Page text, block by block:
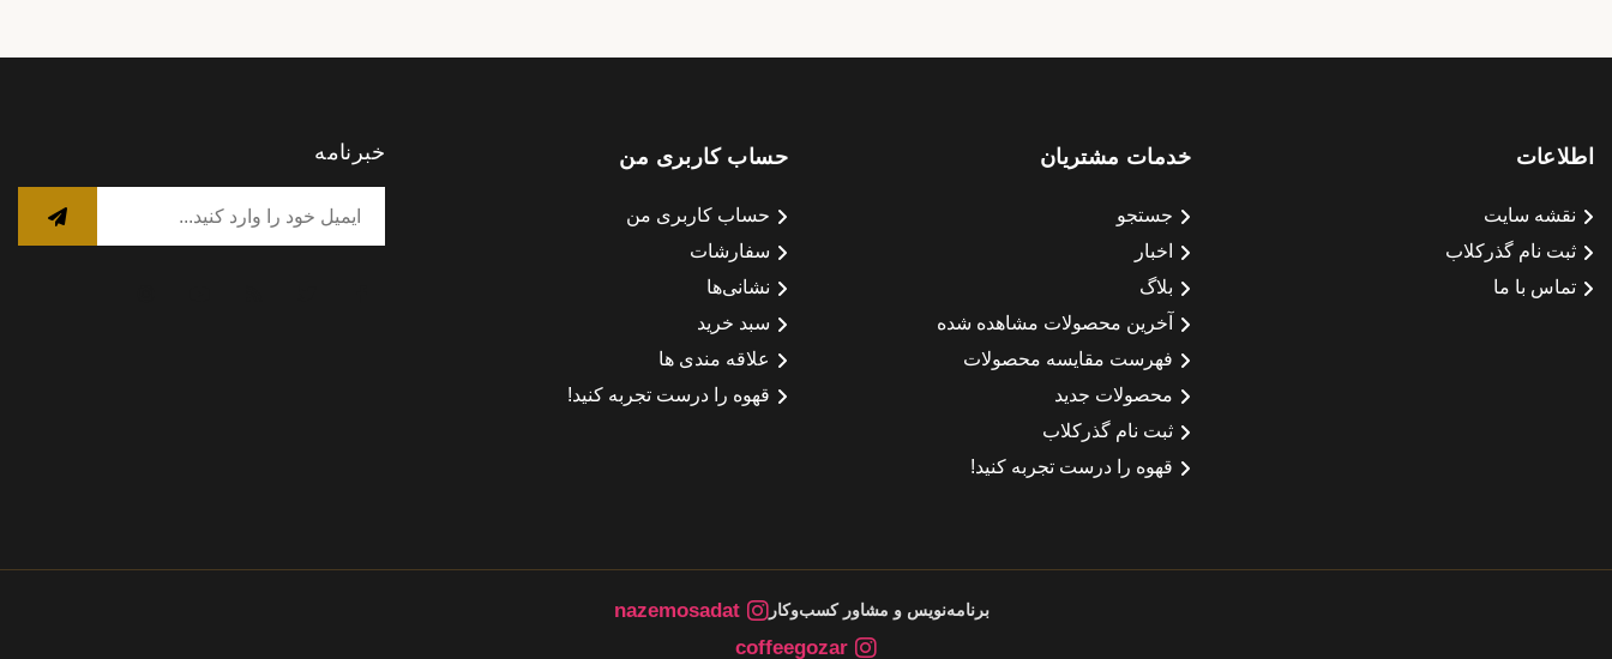
اطلاعات
نقشه سایت
ثبت نام گذرکلاب
تماس با ما
خدمات مشتریان
جستجو
اخبار
بلاگ
آخرین محصولات مشاهده شده
فهرست مقایسه محصولات
محصولات جدید
ثبت نام گذرکلاب
قهوه را درست تجربه کنید!
حساب کاربری من
حساب کاربری من
سفارشات
نشانی‌ها
سبد خرید
علاقه مندی ها
قهوه را درست تجربه کنید!
خبرنامه
برنامه‌نویس و مشاور کسب‌وکار
nazemosadat
coffeegozar